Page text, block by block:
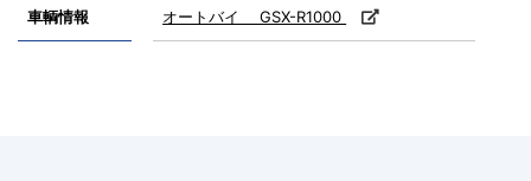
車輌情報 オートバイ GSX-R1000